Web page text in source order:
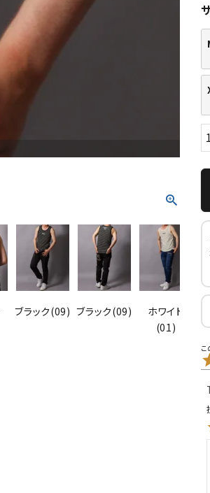
ブラック(09) ブラック(09)
ホワイト
(01)